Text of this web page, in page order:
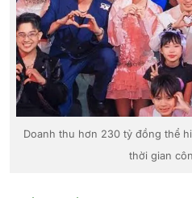
Doanh thu hơn 230 tỷ đồng thể
thời gian